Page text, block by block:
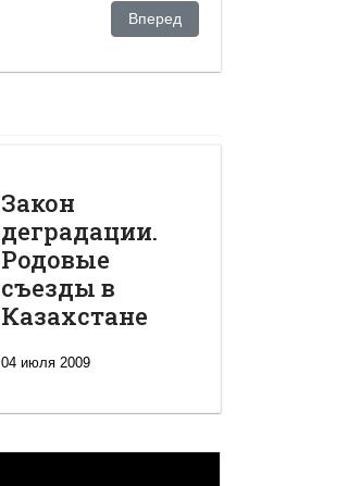
Следующий: Майра
Вперед
Закон
деградации.
Родовые
съезды в
Казахстане
04 июля 2009